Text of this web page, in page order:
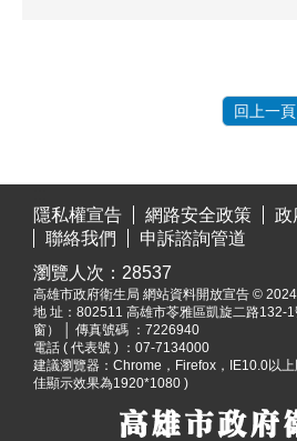
回上一頁
隱私權宣告
網路安全政策
政
聯絡我們
申訴諮詢管道
瀏覽人次： 28537
高雄市政府衛生局 網站資料開放宣告 © 2024
地 址： 802511 高雄市苓雅區凱旋二路132-
窗）
│ 傳真號碼 ：7226940
電話 ( 代表號 ) ：07-7134000
建議瀏覽器：Chrome，Firefox，IE10.0以上
佳顯示效果為1920*1080 )